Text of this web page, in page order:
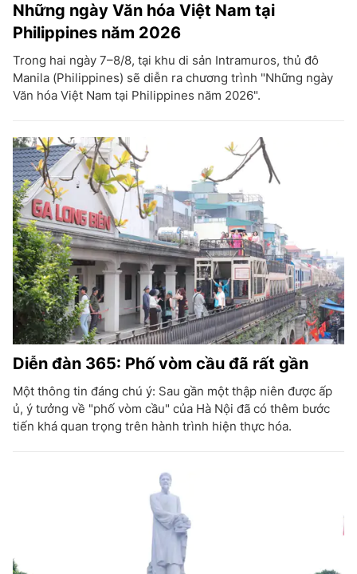
Những ngày Văn hóa Việt Nam tại
Philippines năm 2026
Trong hai ngày 7–8/8, tại khu di sản Intramuros, thủ đô
Manila (Philippines) sẽ diễn ra chương trình "Những ngày
Văn hóa Việt Nam tại Philippines năm 2026".
Diễn đàn 365: Phố vòm cầu đã rất gần
Một thông tin đáng chú ý: Sau gần một thập niên được ấp
ủ, ý tưởng về "phố vòm cầu" của Hà Nội đã có thêm bước
tiến khá quan trọng trên hành trình hiện thực hóa.